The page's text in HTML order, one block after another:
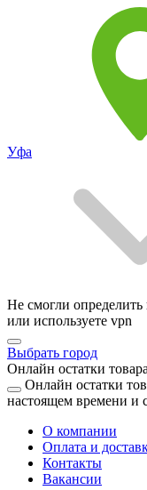
Уфа
Не смогли
или используете vpn
Выбрать город
Онлайн остатки товара
Онлайн остатки
настоящем времени и
О компании
Оплата и
Контакты
Вакансии